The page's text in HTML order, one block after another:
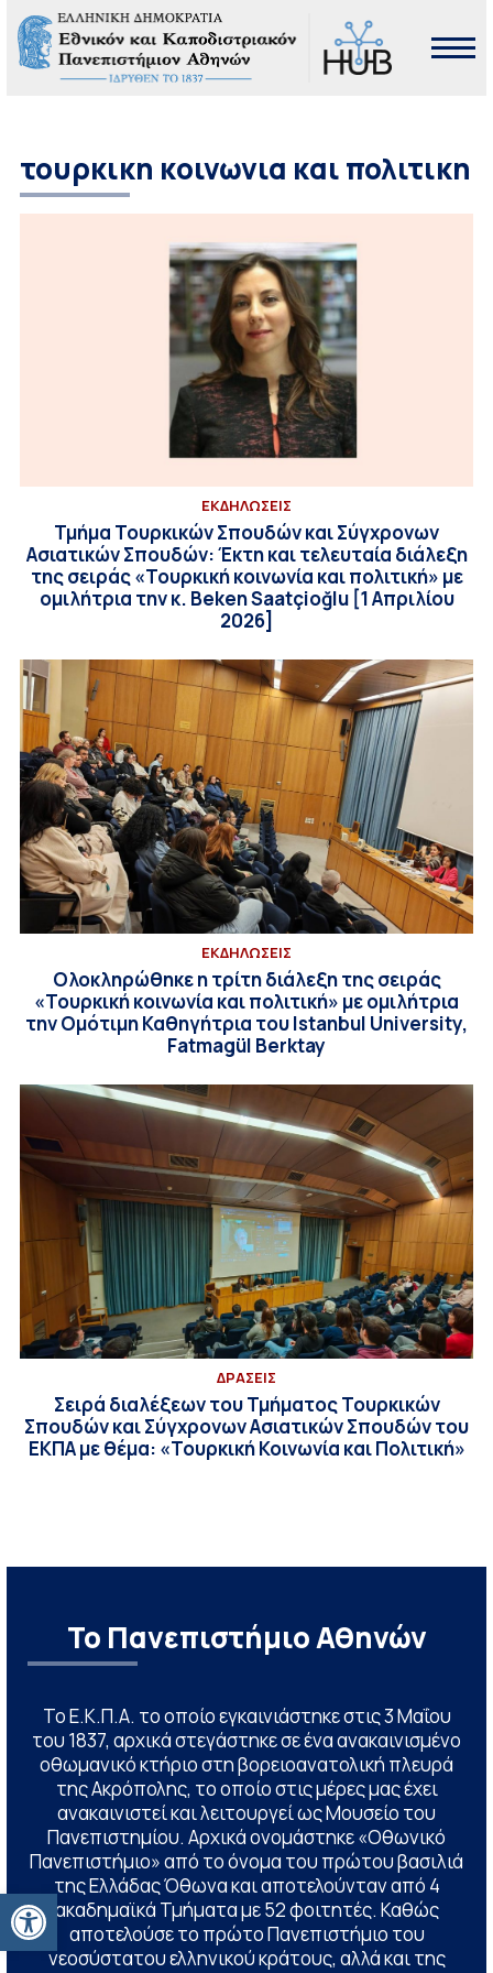
Ανοίξτε τη γραμμή εργαλείων
τουρκικη κοινωνια και πολιτικη
ΕΚΔΗΛΩΣΕΙΣ
Τμήμα Τουρκικών Σπουδών και Σύγχρονων
Ασιατικών Σπουδών: Έκτη και τελευταία διάλεξη
της σειράς «Τουρκική κοινωνία και πολιτική» με
ομιλήτρια την κ. Beken Saatçioğlu [1 Απριλίου
2026]
ΕΚΔΗΛΩΣΕΙΣ
Ολοκληρώθηκε η τρίτη διάλεξη της σειράς
«Τουρκική κοινωνία και πολιτική» με ομιλήτρια
την Ομότιμη Καθηγήτρια του Istanbul University,
Fatmagül Berktay
ΔΡΑΣΕΙΣ
Σειρά διαλέξεων του Τμήματος Τουρκικών
Σπουδών και Σύγχρονων Ασιατικών Σπουδών του
ΕΚΠΑ με θέμα: «Τουρκική Κοινωνία και Πολιτική»
Το Πανεπιστήμιο Αθηνών
Το Ε.Κ.Π.Α. το οποίο εγκαινιάστηκε στις 3 Μαΐου
του 1837, αρχικά στεγάστηκε σε ένα ανακαινισμένο
οθωμανικό κτήριο στη βορειοανατολική πλευρά
της Ακρόπολης, το οποίο στις μέρες μας έχει
ανακαινιστεί και λειτουργεί ως Μουσείο του
Πανεπιστημίου. Αρχικά ονομάστηκε «Οθωνικό
Πανεπιστήμιο» από το όνομα του πρώτου βασιλιά
της Ελλάδας Όθωνα και αποτελούνταν από 4
ακαδημαϊκά Τμήματα με 52 φοιτητές. Καθώς
αποτελούσε το πρώτο Πανεπιστήμιο του
νεοσύστατου ελληνικού κράτους, αλλά και της